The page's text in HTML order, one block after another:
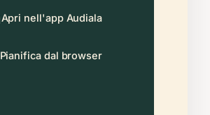
Apri nell'app Audiala
Pianifica dal browser